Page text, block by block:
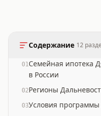
Содержание 12
01Семейная ипотека
в России
02Регионы
03Условия